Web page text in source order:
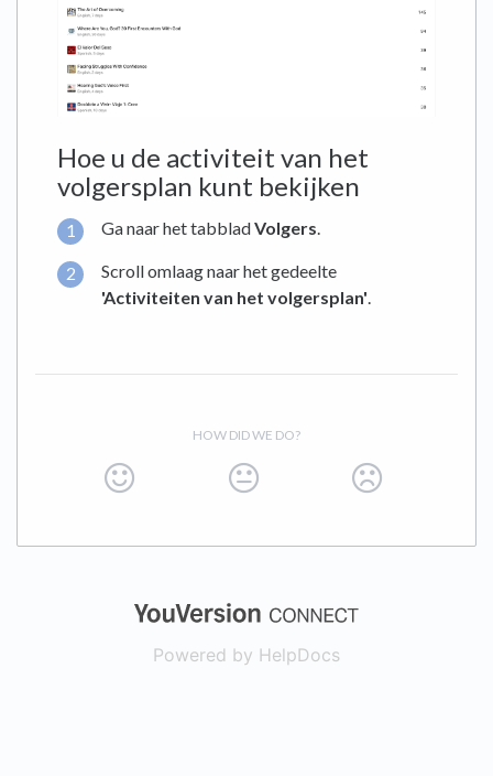
Hoe u de activiteit van het
volgersplan kunt bekijken
Ga naar het tabbladVolgers
Scroll omlaag naar het gedeelte
'Activiteiten van het volgersplan'.
HOW DID WE DO?
(opens in a
Powered by HelpDocs